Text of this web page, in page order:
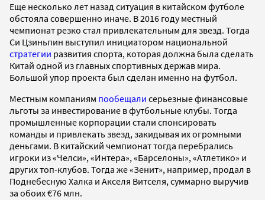
Еще несколько лет назад ситуация в китайском футболе
обстояла совершенно иначе. В 2016 году местный
чемпионат резко стал привлекательным для звезд. Тогда
Си Цзиньпин выступил инициатором национальной
стратегии развития спорта, которая должна была сделать
Китай одной из главных спортивных держав мира.
Большой упор проекта был сделан именно на футбол.
Местным компаниям пообещали серьезные финансовые
льготы за инвестирование в футбольные клубы. Тогда
промышленные корпорации стали спонсировать
команды и привлекать звезд, закидывая их огромными
деньгами. В китайский чемпионат тогда перебрались
игроки из «Челси», «Интера», «Барселоны», «Атлетико» и
других топ-клубов. Тогда же «Зенит», например, продал в
Поднебесную Халка и Акселя Витселя, суммарно выручив
за обоих €76 млн.